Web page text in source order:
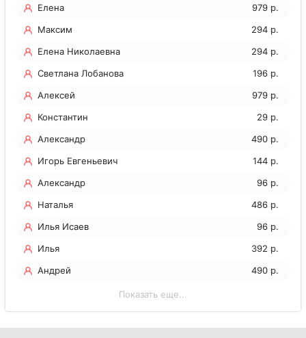
Елена
979 р.
Максим
294 р.
Елена Николаевна
294 р.
Светлана Лобанова
196 р.
Алексей
979 р.
Константин
29 р.
Александр
490 р.
Игорь Евгеньевич
Ерошкин
144 р.
Александр
96 р.
Наталья
486 р.
Илья Исаев
96 р.
Илья
392 р.
Андрей
490 р.
Показать еще...